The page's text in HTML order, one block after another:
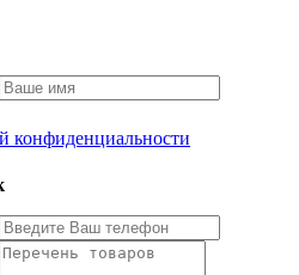
конфиденциальности